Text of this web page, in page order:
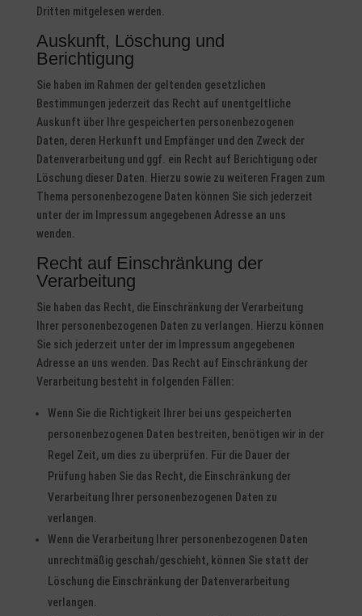
Dritten mitgelesen werden.
Auskunft, Löschung und
Berichtigung
Sie haben im Rahmen der geltenden gesetzlichen
Bestimmungen jederzeit das Recht auf unentgeltliche
Auskunft über Ihre gespeicherten personenbezogenen
Daten, deren Herkunft und Empfänger und den Zweck der
Datenverarbeitung und ggf. ein Recht auf Berichtigung oder
Löschung dieser Daten. Hierzu sowie zu weiteren Fragen zum
Thema personenbezogene Daten können Sie sich jederzeit
unter der im Impressum angegebenen Adresse an uns
wenden.
Recht auf Einschränkung der
Verarbeitung
Sie haben das Recht, die Einschränkung der Verarbeitung
Ihrer personenbezogenen Daten zu verlangen. Hierzu können
Sie sich jederzeit unter der im Impressum angegebenen
Adresse an uns wenden. Das Recht auf Einschränkung der
Verarbeitung besteht in folgenden Fällen:
Wenn Sie die Richtigkeit Ihrer bei uns gespeicherten
personenbezogenen Daten bestreiten, benötigen wir in der
Regel Zeit, um dies zu überprüfen. Für die Dauer der
Prüfung haben Sie das Recht, die Einschränkung der
Verarbeitung Ihrer personenbezogenen Daten zu
verlangen.
Wenn die Verarbeitung Ihrer personenbezogenen Daten
unrechtmäßig geschah/geschieht, können Sie statt der
Löschung die Einschränkung der Datenverarbeitung
verlangen.